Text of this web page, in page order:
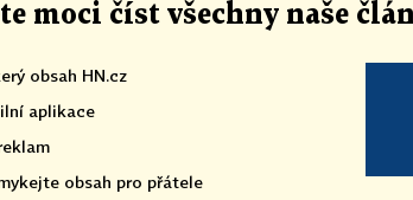
moci číst všechny naše
obsah HN.cz
aplikace
obsah pro přátele